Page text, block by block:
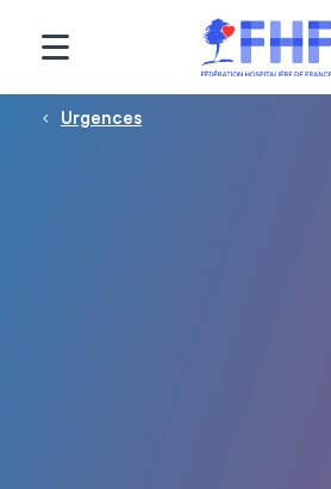
Fil d'Ariane
Urgences
Panneau de gestion des cookies